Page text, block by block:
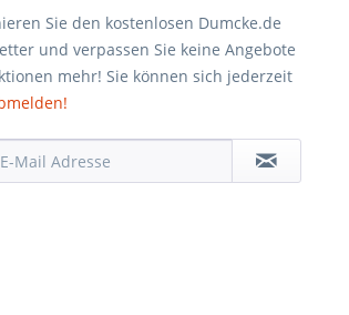
Sie den kostenlosen Dumcke.de
und verpassen Sie keine Angebote
mehr! Sie können sich jederzeit